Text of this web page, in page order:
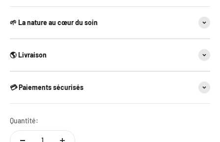
🌱 La nature au cœur du soin
🌎 Livraison
💳 Paiements sécurisés
Quantité: